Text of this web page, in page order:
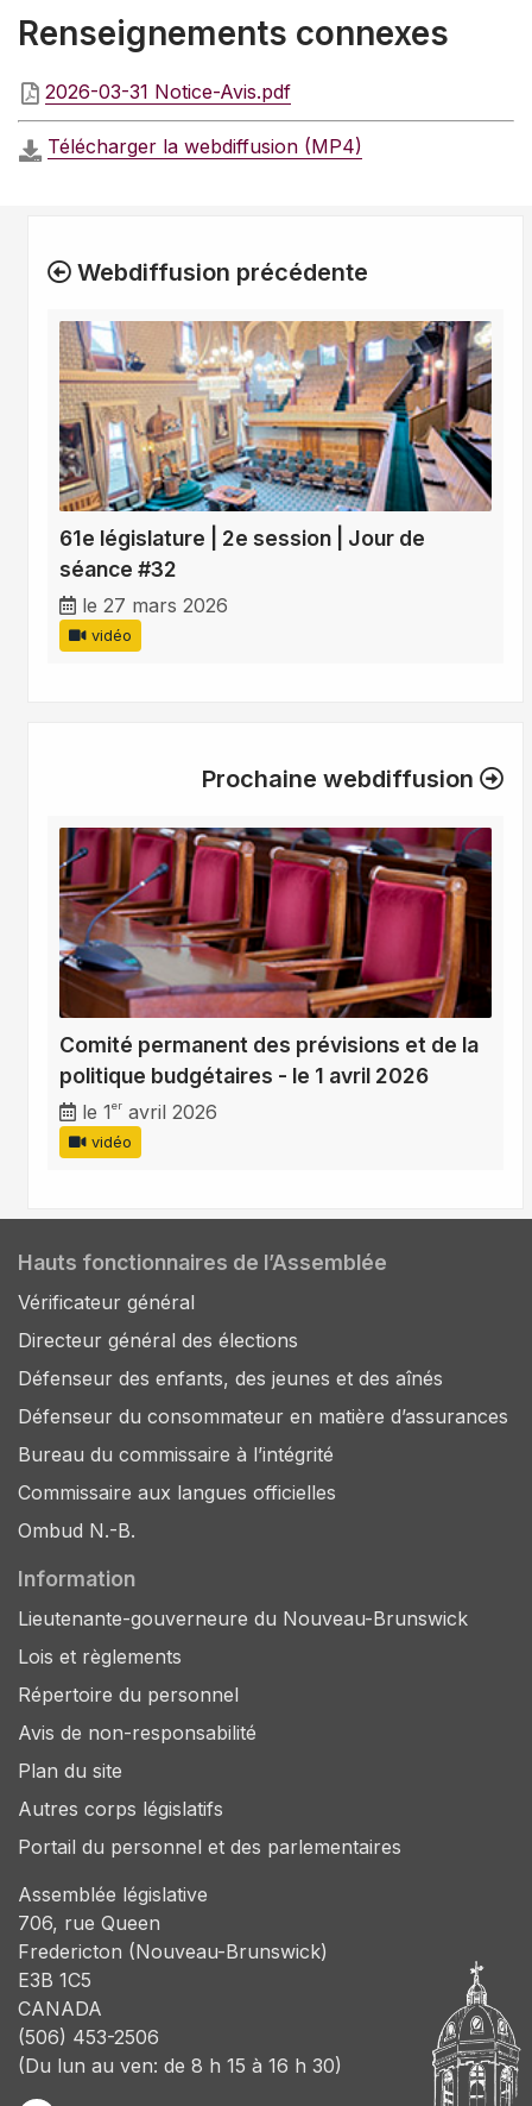
Renseignements connexes
2026-03-31 Notice-Avis.pdf
Télécharger la webdiffusion (MP4)
Webdiffusion précédente
61e législature | 2e session | Jour de
séance #32
le 27 mars 2026
vidéo
Prochaine webdiffusion
Comité permanent des prévisions et de la
politique budgétaires - le 1 avril 2026
le 1er avril 2026
vidéo
Hauts fonctionnaires de l’Assemblée
Vérificateur général
Directeur général des élections
Défenseur des enfants, des jeunes et des aînés
Défenseur du consommateur en matière d’assurances
Bureau du commissaire à l’intégrité
Commissaire aux langues officielles
Ombud N.-B.
Information
Lieutenante-gouverneure du Nouveau-Brunswick
Lois et règlements
Répertoire du personnel
Avis de non-responsabilité
Plan du site
Autres corps législatifs
Portail du personnel et des parlementaires
Assemblée législative
706, rue Queen
Fredericton (Nouveau-Brunswick)
E3B 1C5
CANADA
(506) 453-2506
(Du lun au ven: de 8 h 15 à 16 h 30)